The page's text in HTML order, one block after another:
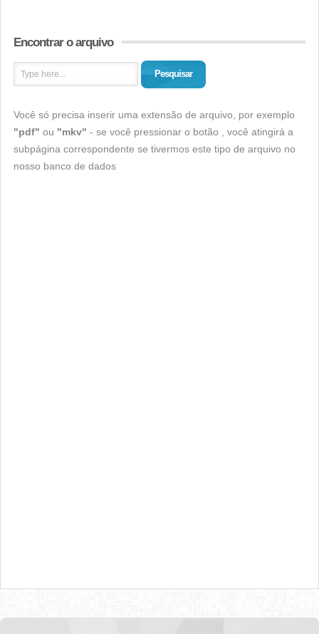
Encontrar o arquivo
Pesquisar
Você só precisa inserir uma extensão de arquivo, por exemplo
"pdf" ou "mkv" - se você pressionar o botão , você atingirá a
subpágina correspondente se tivermos este tipo de arquivo no
nosso banco de dados